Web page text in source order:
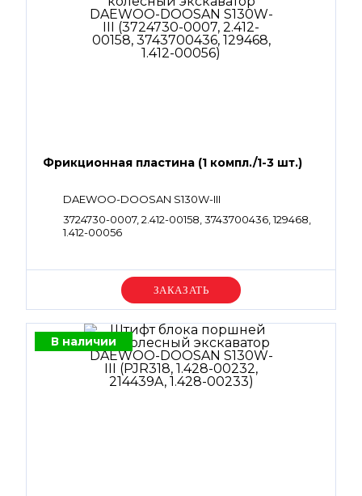
Фрикционная пластина (1 компл./1-3 шт.)
DAEWOO-DOOSAN S130W-III
3724730-0007, 2.412-00158, 3743700436, 129468,
1.412-00056
Уточняйте цену
В наличии